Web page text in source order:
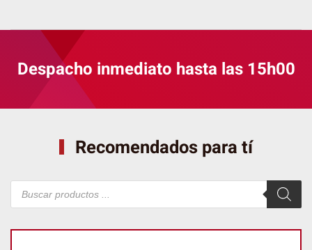
Despacho inmediato hasta las 15h00
Recomendados para tí
Búsqueda
de
productos